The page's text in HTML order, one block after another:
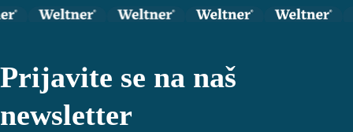
Prijavite se na naš
newsletter